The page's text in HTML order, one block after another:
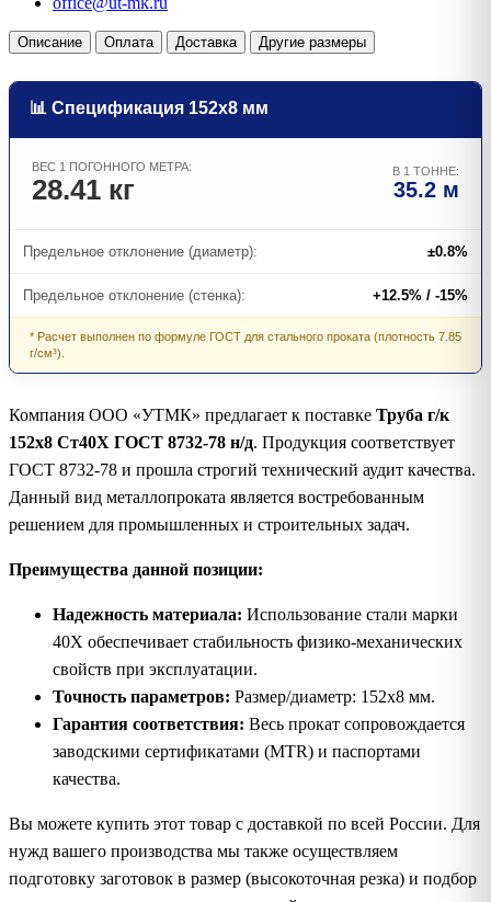
Описание Оплата Доставка Другие размеры
📊 Спецификация 152х8 мм
ВЕС 1 ПОГОННОГО МЕТРА:
28.41 кг
В 1 ТОННЕ:
35.2 м
Предельное отклонение (диаметр): ±0.8%
Предельное отклонение (стенка): +12.5% / -15%
* Расчет выполнен по формуле ГОСТ для стального проката (плотность 7.85
г/см³).
Компания ООО «УТМК» предлагает к поставке Труба г/к
152х8 Ст40Х ГОСТ 8732-78 н/д. Продукция соответствует
ГОСТ 8732-78 и прошла строгий технический аудит качества.
Данный вид металлопроката является востребованным
решением для промышленных и строительных задач.
Преимущества данной позиции:
Надежность материала: Использование стали марки
40Х обеспечивает стабильность физико-механических
свойств при эксплуатации.
Точность параметров: Размер/диаметр: 152х8 мм.
Гарантия соответствия: Весь прокат сопровождается
заводскими сертификатами (MTR) и паспортами
качества.
Вы можете купить этот товар с доставкой по всей России. Для
нужд вашего производства мы также осуществляем
подготовку заготовок в размер (высокоточная резка) и подбор